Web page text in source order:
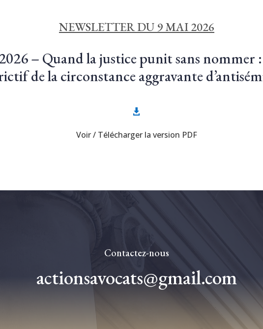
NEWSLETTER DU 9 MAI 2026
– Quand la justice punit sans nommer
de la circonstance aggravante

Voir / Télécharger la version PDF
Contactez-nous
actionsavocats@gmail.com